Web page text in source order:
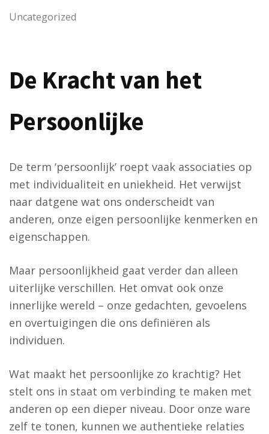
Uncategorized
De Kracht van het
Persoonlijke
De term ‘persoonlijk’ roept vaak associaties op
met individualiteit en uniekheid. Het verwijst
naar datgene wat ons onderscheidt van
anderen, onze eigen persoonlijke kenmerken en
eigenschappen.
Maar persoonlijkheid gaat verder dan alleen
uiterlijke verschillen. Het omvat ook onze
innerlijke wereld – onze gedachten, gevoelens
en overtuigingen die ons definiëren als
individuen.
Wat maakt het persoonlijke zo krachtig? Het
stelt ons in staat om verbinding te maken met
anderen op een dieper niveau. Door onze ware
zelf te tonen, kunnen we authentieke relaties